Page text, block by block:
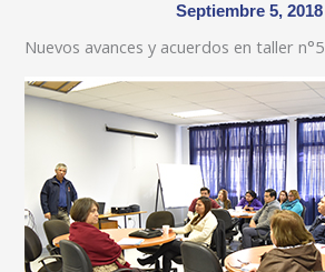
Septiembre 5, 2018
Nuevos avances y acuerdos en taller n°5